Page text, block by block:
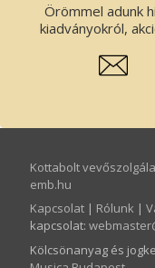
Örömmel adunk
kiadványokról,
Kottabolt
emb.hu
Kapcsolat | Rólunk |
kapcsolat:
Kölcsönanyag és